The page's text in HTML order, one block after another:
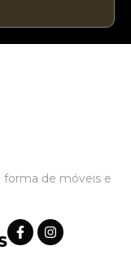
forma de móveis e